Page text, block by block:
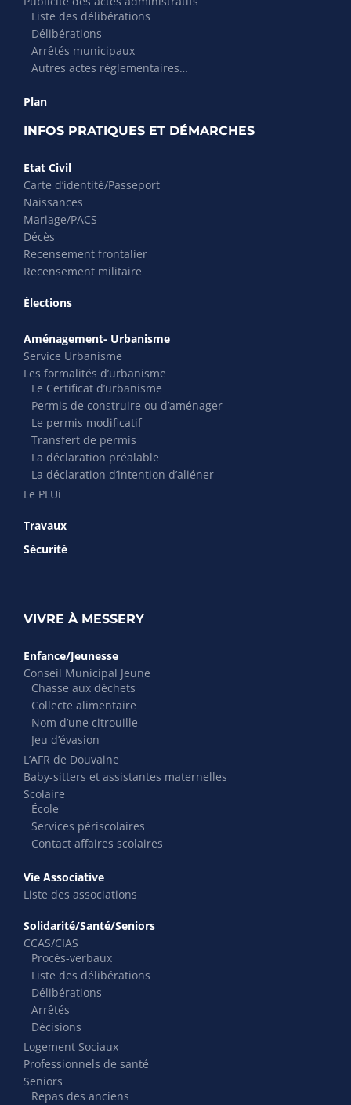
Liste des délibérations
Délibérations
Arrêtés municipaux
Autres actes réglementaires…
Plan
INFOS PRATIQUES ET DÉMARCHES
Etat Civil
Carte d’identité/Passeport
Naissances
Mariage/PACS
Décès
Recensement frontalier
Recensement militaire
Élections
Aménagement- Urbanisme
Service Urbanisme
Les formalités d’urbanisme
Le Certificat d’urbanisme
Permis de construire ou d’aménager
Le permis modificatif
Transfert de permis
La déclaration préalable
La déclaration d’intention d’aliéner
Le PLUi
Travaux
Sécurité
VIVRE À MESSERY
Enfance/Jeunesse
Conseil Municipal Jeune
Chasse aux déchets
Collecte alimentaire
Nom d’une citrouille
Jeu d’évasion
L’AFR de Douvaine
Baby-sitters et assistantes maternelles
Scolaire
École
Services périscolaires
Contact affaires scolaires
Vie Associative
Liste des associations
Solidarité/Santé/Seniors
CCAS/CIAS
Procès-verbaux
Liste des délibérations
Délibérations
Arrêtés
Décisions
Logement Sociaux
Professionnels de santé
Seniors
Repas des anciens